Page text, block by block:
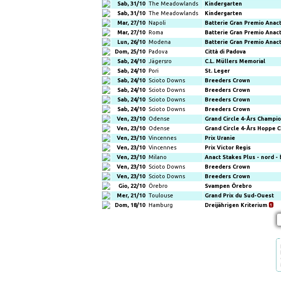
Sab, 31/10 The Meadowlands Kindergarten
Sab, 31/10 The Meadowlands Kindergarten
Mar, 27/10 Napoli Batterie Gran Premio
Mar, 27/10 Roma Batterie Gran Premio
Lun, 26/10 Modena Batterie Gran Premio
Dom, 25/10 Padova Città di Padova
Sab, 24/10 Jägersro C.L. Müllers Memorial
Sab, 24/10 Pori St. Leger
Sab, 24/10
Scioto Downs Breeders Crown
Sab, 24/10
Scioto Downs Breeders Crown
Sab, 24/10
Scioto Downs Breeders Crown
Sab, 24/10
Scioto Downs Breeders Crown
Ven, 23/10
Odense Grand Circle 4-Års
Ven, 23/10
Odense Grand Circle 4-Års Hoppe
Ven, 23/10 Vincennes Prix Uranie
Ven, 23/10 Vincennes Prix Victor Regis
Ven, 23/10 Milano Anact Stakes Plus - nord -
Ven, 23/10
Scioto Downs Breeders Crown
Ven, 23/10
Scioto Downs Breeders Crown
Gio, 22/10
Örebro Svampen Örebro
Mer, 21/10 Toulouse Grand Prix du Sud-Ouest
Dom, 18/10 Hamburg Dreijährigen Kriterium 1